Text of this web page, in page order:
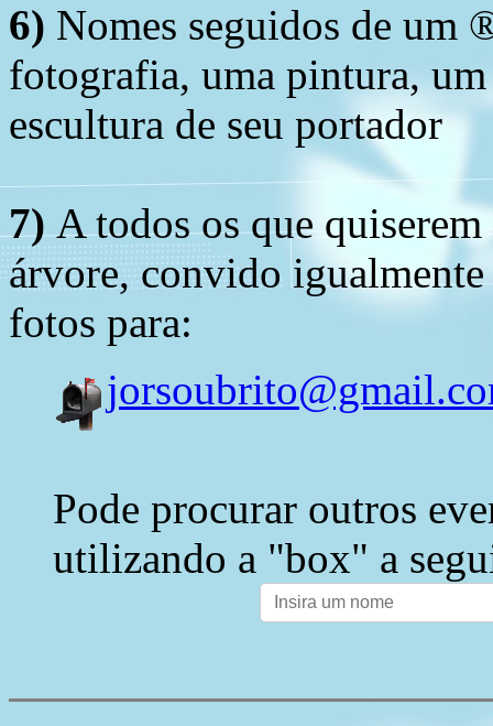
6) Nomes seguidos de um
fotografia, uma pintura,
escultura de seu portador
7)A todos os que
árvore, convido
fotos para:
Pode procurar outros
utilizando a "box" a